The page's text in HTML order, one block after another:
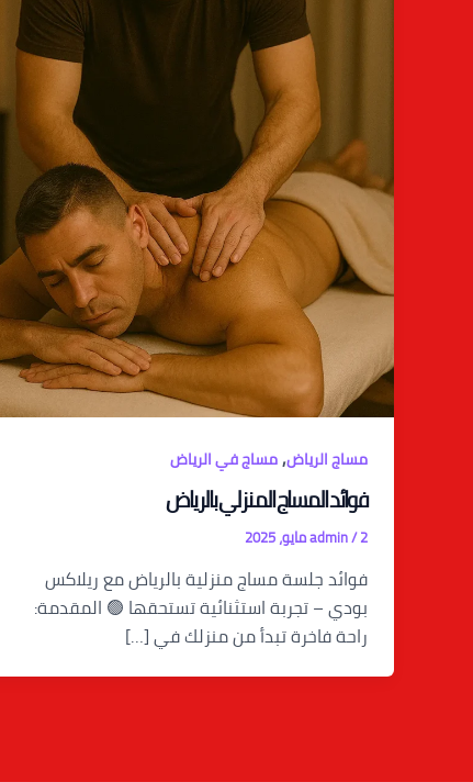
مساج الرياض,مساج في الرياض
فوائد المساج المنزلي بالرياض
admin/2 مايو، 2025
فوائد جلسة مساج منزلية بالرياض مع ريلاكس
بودي – تجربة استثنائية تستحقها 🟢 المقدمة:
راحة فاخرة تبدأ من منزلك في […]